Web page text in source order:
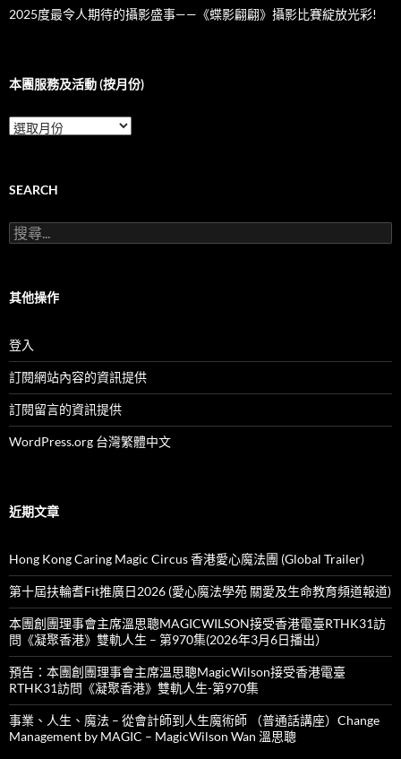
2025度最令人期待的攝影盛事——《蝶影翩翩》攝影比賽綻放光彩!
本團服務及活動 (按月份)
本
團
及
動
(按
SEARCH
搜
尋
字:
其他操作
登入
訂閱網站內容的資訊提供
訂閱留言的資訊提供
WordPress.org 台灣繁體中文
近期文章
Hong Kong Caring Magic Circus 香港愛心魔法團 (Global Trailer)
第十屆扶輪耆Fit推廣日2026 (愛心魔法學苑 關愛及生命教育頻道報道)
本團創團理事會主席溫思聰MAGICWILSON接受香港電臺RTHK31訪
問《凝聚香港》雙軌人生 – 第970集(2026年3月6日播出）
預告：本團創團理事會主席溫思聰MagicWilson接受香港電臺
RTHK31訪問《凝聚香港》雙軌人生-第970集
事業、人生、魔法 – 從會計師到人生魔術師 （普通話講座）Change
Management by MAGIC – MagicWilson Wan 溫思聰